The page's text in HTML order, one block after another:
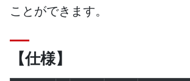
ことができます。
【仕様】